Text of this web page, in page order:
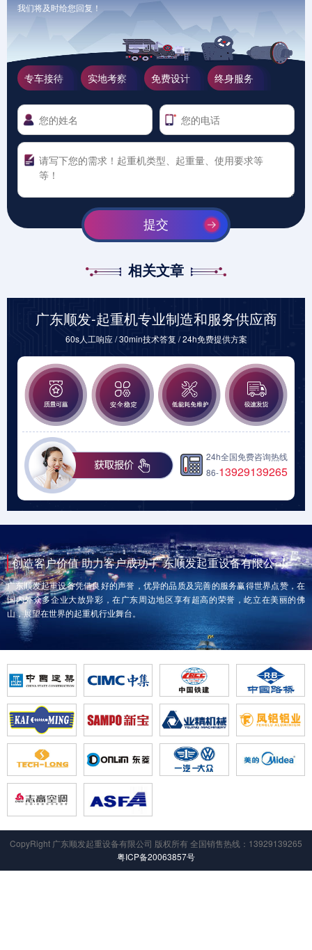
我们将及时给您回复！
专车接待 实地考察 免费设计 终身服务
提交
相关文章
广东顺发-起重机专业制造和服务供应商
60s人工响应 / 30min技术答复 / 24h免费提供方案
24h全国免费咨询热线
86-13929139265
创造客户价值 助力客户成功-广东顺发起重设备有限公司
广东顺发起重设备凭借良好的声誉，优异的品质及完善的服务赢得世界点赞，在
国内外众多企业大放异彩，在广东周边地区享有超高的荣誉，屹立在美丽的佛
山，展望在世界的起重机行业舞台。
CopyRight 广东顺发起重设备有限公司 版权所有 全国销售热线：13929139265
粤ICP备20063857号